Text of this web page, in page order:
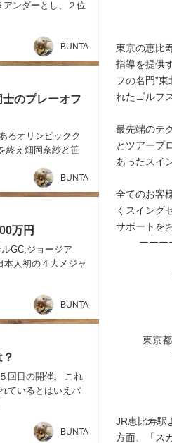
ンダーとし、２位
BUNTA
のプレーオフ
るオリンピックク
終え畑岡奈紗と笹
BUNTA
万円
GC,ジョージア
本人初の４大メジャ
BUNTA
回目の開催。 これ
ているとはいえパ
BUNTA
東京の恵比
指導を提供
フの名門”東
れたゴルフ
最先端のテ
とツアープ
あったスイ
全てのお客
くスイング
サポートを
ーーー
東京
JR恵比寿駅
方面、「ス